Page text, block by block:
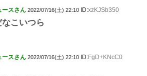
ースさん 2022/07/16(土) 22:10 ID:xzKJSb350
こいつら
ースさん 2022/07/16(土) 22:10 ID:FgD+KNcC0